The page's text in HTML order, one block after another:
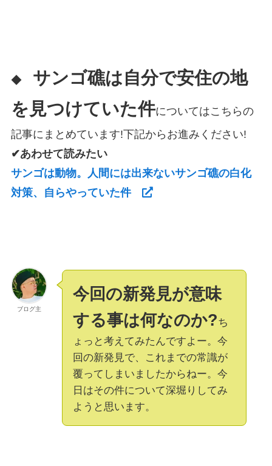
◆ サンゴ礁は自分で安住の地
を見つけていた件についてはこちらの
記事にまとめています!下記からお進みください!
✔あわせて読みたい
サンゴは動物。人間には出来ないサンゴ礁の白化
対策、自らやっていた件
ブログ主
今回の新発見が意味
する事は何なのか?ち
ょっと考えてみたんですよー。今
回の新発見で、これまでの常識が
覆ってしまいましたからねー。今
日はその件について深堀りしてみ
ようと思います。